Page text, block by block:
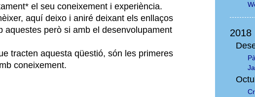
el seu coneixement i experiència.
aquí deixo i aniré deixant els enllaços
però si amb el desenvolupament
tracten aquesta qüestió, són les primeres
coneixement.
2018